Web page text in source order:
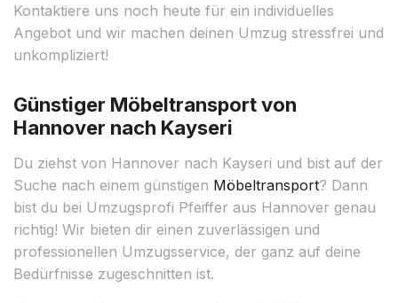
Kontaktiere uns noch heute für ein individuelles
Angebot und wir machen deinen Umzug stressfrei und
unkompliziert!
Günstiger Möbeltransport von
Hannover nach Kayseri
Du ziehst von Hannover nach Kayseri und bist auf der
Suche nach einem günstigen Möbeltransport? Dann
bist du bei Umzugsprofi Pfeiffer aus Hannover genau
richtig! Wir bieten dir einen zuverlässigen und
professionellen Umzugsservice, der ganz auf deine
Bedürfnisse zugeschnitten ist.